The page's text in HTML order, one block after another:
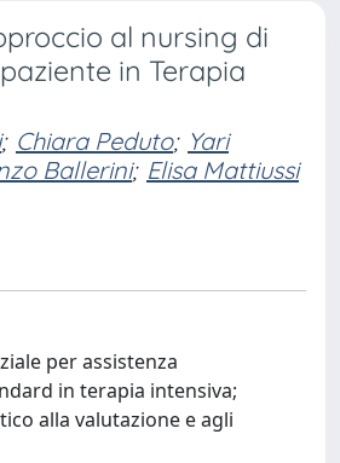
al nursing di
in Terapia
; Chiara Peduto; Yari
Ballerini; Elisa Mattiussi
per assistenza
in terapia intensiva;
alla valutazione e agli